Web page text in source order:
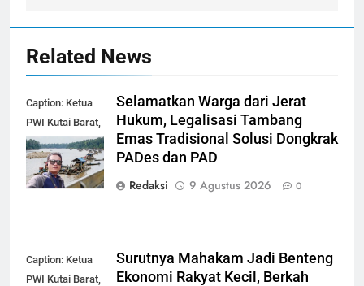
Related News
Caption: Ketua
PWI Kutai Barat,
Alfian Nur (dok-
smk)
Selamatkan Warga dari Jerat
Hukum, Legalisasi Tambang
Emas Tradisional Solusi Dongkrak
PADes dan PAD
Redaksi
9 Agustus 2026 0
Caption: Ketua
PWI Kutai Barat,
Surutnya Mahakam Jadi Benteng
Ekonomi Rakyat Kecil, Berkah